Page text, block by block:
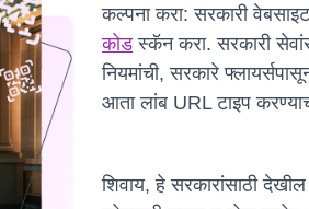
कल्पना करा: सरकारी
कोडस्कॅन करा. सरकारी
नियमांची, सरकारे
आता लांब URL टाइप
शिवाय, हे सरकारांसाठी